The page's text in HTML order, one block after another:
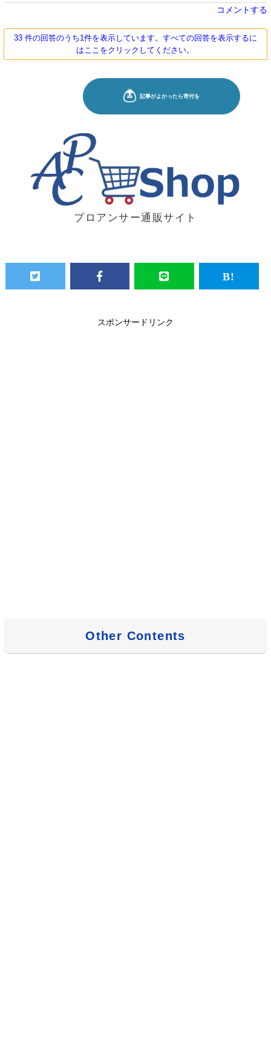
コメントする
33 件の回答のうち1件を表示しています。すべての回答を表示するに
はここをクリックしてください。
プロアンサー通販サイト
スポンサードリンク
Other Contents